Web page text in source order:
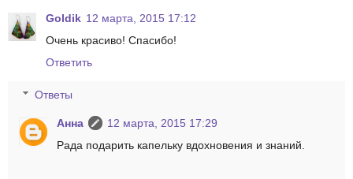
Goldik 12 марта, 2015 17:12
Очень красиво! Спасибо!
Ответить
Ответы
Анна
12 марта, 2015 17:29
Рада подарить капельку вдохновения и знаний.